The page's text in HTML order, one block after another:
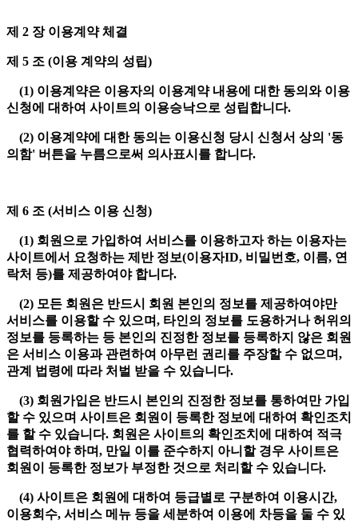
제 2 장 이용계약 체결
제 5 조 (이용 계약의 성립)
(1) 이용계약은 이용자의 이용계약 내용에 대한 동의와 이용
신청에 대하여 사이트의 이용승낙으로 성립합니다.
(2) 이용계약에 대한 동의는 이용신청 당시 신청서 상의 '동
의함' 버튼을 누름으로써 의사표시를 합니다.
제 6 조 (서비스 이용 신청)
(1) 회원으로 가입하여 서비스를 이용하고자 하는 이용자는
사이트에서 요청하는 제반 정보(이용자ID, 비밀번호, 이름, 연
락처 등)를 제공하여야 합니다.
(2) 모든 회원은 반드시 회원 본인의 정보를 제공하여야만
서비스를 이용할 수 있으며, 타인의 정보를 도용하거나 허위의
정보를 등록하는 등 본인의 진정한 정보를 등록하지 않은 회원
은 서비스 이용과 관련하여 아무런 권리를 주장할 수 없으며,
관계 법령에 따라 처벌 받을 수 있습니다.
(3) 회원가입은 반드시 본인의 진정한 정보를 통하여만 가입
할 수 있으며 사이트은 회원이 등록한 정보에 대하여 확인조치
를 할 수 있습니다. 회원은 사이트의 확인조치에 대하여 적극
협력하여야 하며, 만일 이를 준수하지 아니할 경우 사이트은
회원이 등록한 정보가 부정한 것으로 처리할 수 있습니다.
(4) 사이트은 회원에 대하여 등급별로 구분하여 이용시간,
이용회수, 서비스 메뉴 등을 세분하여 이용에 차등을 둘 수 있